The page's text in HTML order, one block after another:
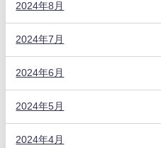
2024年8月
2024年7月
2024年6月
2024年5月
2024年4月